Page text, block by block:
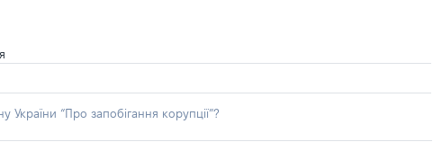
України “Про запобігання корупції”?